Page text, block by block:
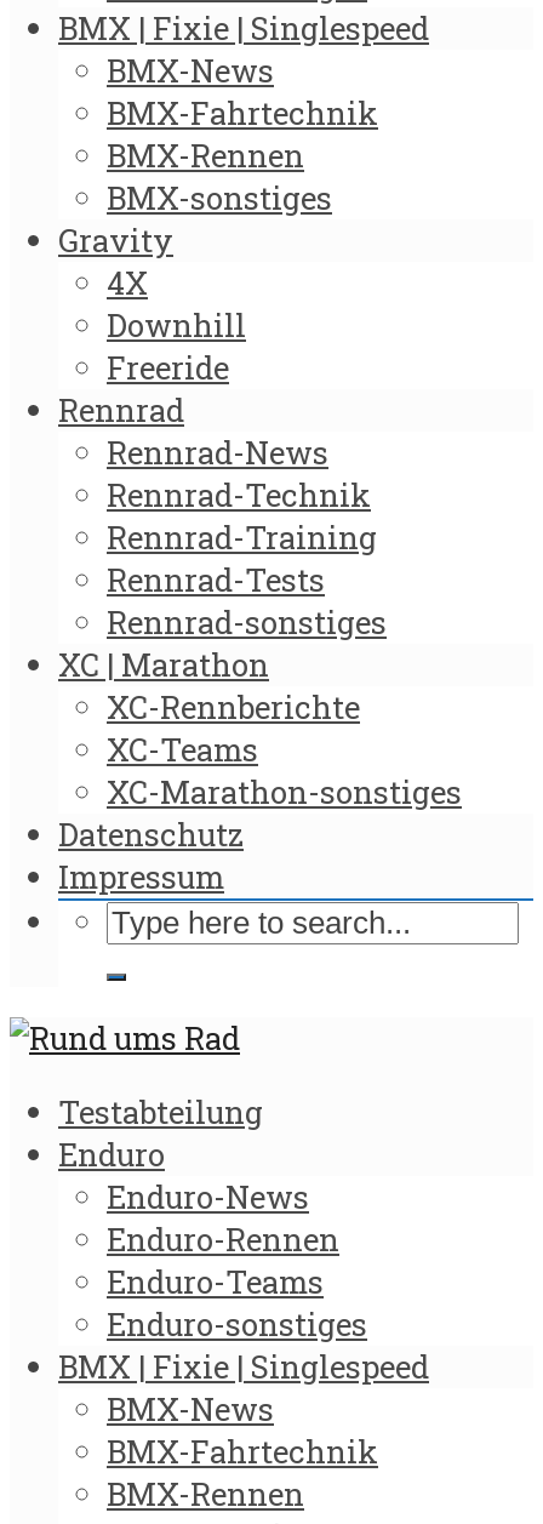
BMX | Fixie | Singlespeed
BMX-News
BMX-Fahrtechnik
BMX-Rennen
BMX-sonstiges
Gravity
4X
Downhill
Freeride
Rennrad
Rennrad-News
Rennrad-Technik
Rennrad-Training
Rennrad-Tests
Rennrad-sonstiges
XC | Marathon
XC-Rennberichte
XC-Teams
XC-Marathon-sonstiges
Datenschutz
Impressum
Testabteilung
Enduro
Enduro-News
Enduro-Rennen
Enduro-Teams
Enduro-sonstiges
BMX | Fixie | Singlespeed
BMX-News
BMX-Fahrtechnik
BMX-Rennen